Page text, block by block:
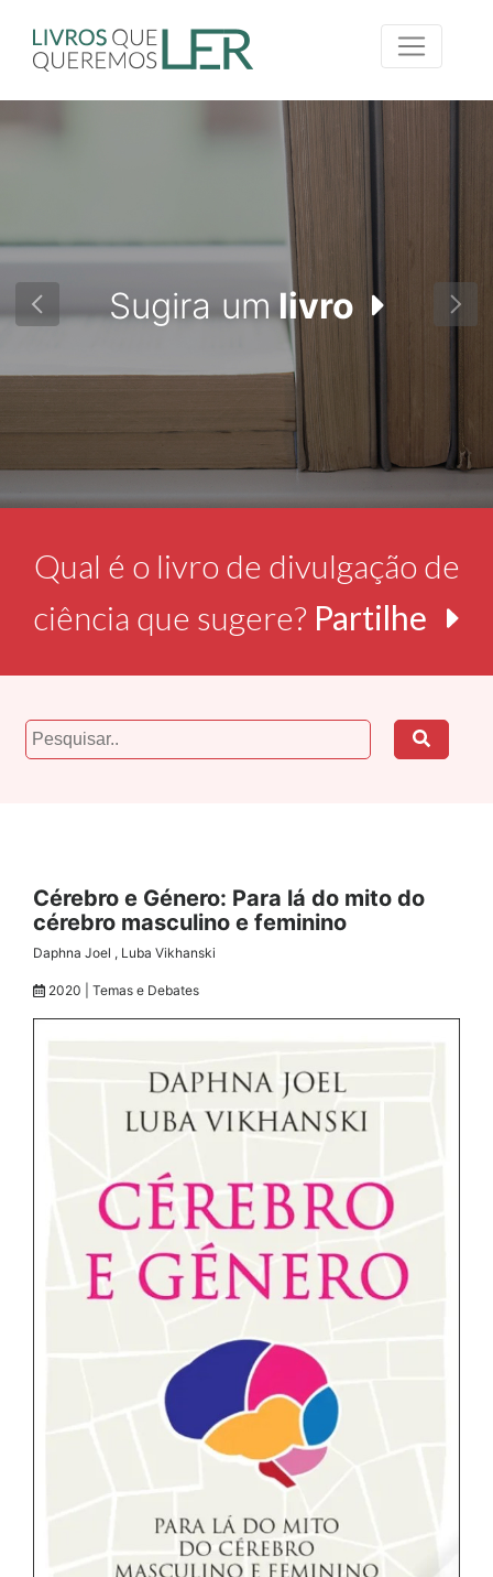
Sugira umlivro
Previous Next
Qual é o livro de divulgação de
ciência que sugere? Partilhe
Cérebro e Género: Para lá do mito do
cérebro masculino e feminino
Daphna Joel , Luba Vikhanski
2020 | Temas e Debates